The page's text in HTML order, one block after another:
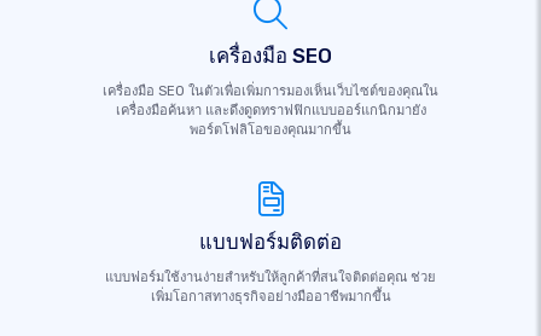
เครื่องมือ SEO
เครื่องมือ SEO ในตัวเพื่อเพิ่มการมองเห็นเว็บไซต์ของคุณใน
เครื่องมือค้นหา และดึงดูดทราฟฟิกแบบออร์แกนิกมายัง
พอร์ตโฟลิโอของคุณมากขึ้น
แบบฟอร์มติดต่อ
แบบฟอร์มใช้งานง่ายสำหรับให้ลูกค้าที่สนใจติดต่อคุณ ช่วย
เพิ่มโอกาสทางธุรกิจอย่างมืออาชีพมากขึ้น